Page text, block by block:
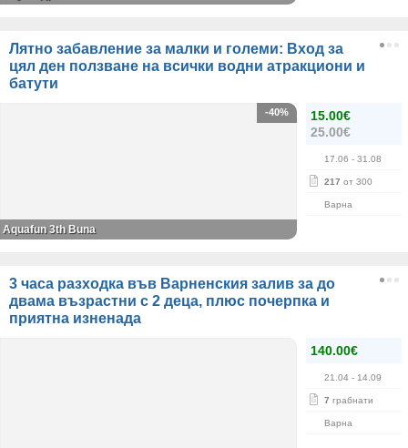
Лятно забавление за малки и големи: Вход за
цял ден ползване на всички водни атракциони и
батути
15.00€
25.00€
17.06 - 31.08
217 от 300
Варна
-40%
Aquafun 3th Buna
3 часа разходка във Варненския залив за до
двама възрастни с 2 деца, плюс почерпка и
приятна изненада
140.00€
21.04 - 14.09
7 грабнати
Варна